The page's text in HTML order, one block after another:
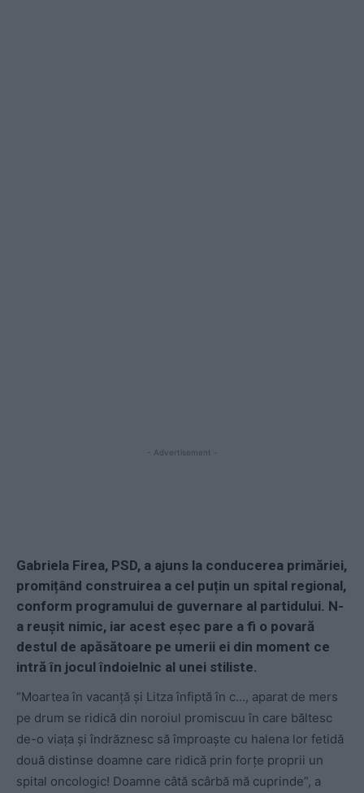
- Advertisement -
Gabriela Firea, PSD, a ajuns la conducerea primăriei,
promițând construirea a cel puțin un spital regional,
conform programului de guvernare al partidului. N-
a reușit nimic, iar acest eșec pare a fi o povară
destul de apăsătoare pe umerii ei din moment ce
intră în jocul îndoielnic al unei stiliste.
“Moartea în vacanță și Litza înfiptă în c…, aparat de mers
pe drum se ridică din noroiul promiscuu în care băltesc
de-o viața și îndrăznesc să împroaște cu halena lor fetidă
două distinse doamne care ridică prin forțe proprii un
spital oncologic! Doamne câtă scârbă mă cuprinde”, a